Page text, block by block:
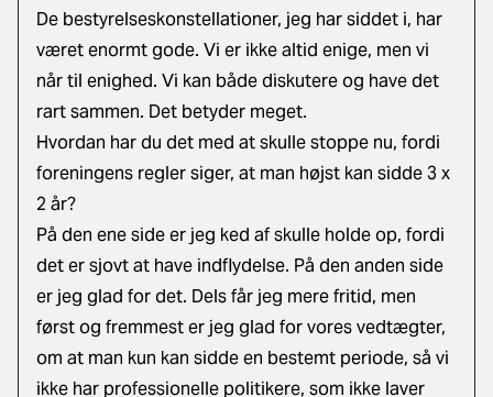
De bestyrelseskonstellationer, jeg har siddet i, har
været enormt gode. Vi er ikke altid enige, men vi
når til enighed. Vi kan både diskutere og have det
rart sammen. Det betyder meget.
Hvordan har du det med at skulle stoppe nu, fordi
foreningens regler siger, at man højst kan sidde 3 x
2 år?
På den ene side er jeg ked af skulle holde op, fordi
det er sjovt at have indflydelse. På den anden side
er jeg glad for det. Dels får jeg mere fritid, men
først og fremmest er jeg glad for vores vedtægter,
om at man kun kan sidde en bestemt periode, så vi
ikke har professionelle politikere, som ikke laver